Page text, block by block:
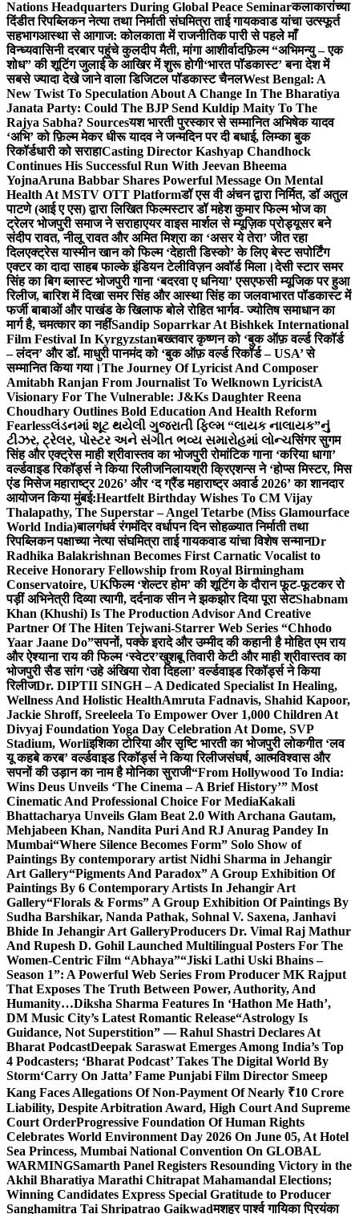
Nations Headquarters During Global Peace Seminarकलाकारांच्या
दिंडीत रिपब्लिकन नेत्या तथा निर्माती संघमित्रा ताई गायकवाड यांचा उत्स्फूर्त
सहभागआस्था से आगाज: कोलकाता में राजनीतिक पारी से पहले माँ
विन्ध्यवासिनी दरबार पहुंचे कुलदीप मैती, मांगा आशीर्वादफ़िल्म “अभिमन्यु – एक
शोध” की शूटिंग जुलाई के आखिर में शुरू होगी‘भारत पॉडकास्ट’ बना देश में
सबसे ज्यादा देखे जाने वाला डिजिटल पॉडकास्ट चैनलWest Bengal: A
New Twist To Speculation About A Change In The Bharatiya
Janata Party: Could The BJP Send Kuldip Maity To The
Rajya Sabha? Sourcesयश भारती पुरस्कार से सम्मानित अभिषेक यादव
‘अभि’ को फ़िल्म मेकर धीरू यादव ने जन्मदिन पर दी बधाई, लिम्का बुक
रिकॉर्डधारी को सराहाCasting Director Kashyap Chandhock
Continues His Successful Run With Jeevan Bheema
YojnaAruna Babbar Shares Powerful Message On Mental
Health At MSTV OTT Platformडॉ एस वी अंचन द्वारा निर्मित, डॉ अतुल
पाटणे (आई ए एस) द्वारा लिखित फिल्मस्टार डॉ महेश कुमार फिल्म भोज का
ट्रेलर भोजपुरी समाज ने सराहाएयर वाइस मार्शल से म्यूज़िक प्रोड्यूसर बने
संदीप रावत, नीलू रावत और अमित मिश्रा का ‘असर ये तेरा’ जीत रहा
दिलएक्ट्रेस यास्मीन खान को फिल्म ‘देहाती डिस्को’ के लिए बेस्ट सपोर्टिंग
एक्टर का दादा साहब फाल्के इंडियन टेलीविज़न अवॉर्ड मिला।देसी स्टार समर
सिंह का बिग ब्लास्ट भोजपुरी गाना ‘बदरवा ए धनिया’ एसएफसी म्यूजिक पर हुआ
रिलीज, बारिश में दिखा समर सिंह और आस्था सिंह का जलवाभारत पॉडकास्ट में
फर्जी बाबाओं और पाखंड के खिलाफ बोले रोहित भार्गव- ज्योतिष समाधान का
मार्ग है, चमत्कार का नहींSandip Soparrkar At Bishkek International
Film Festival In Kyrgyzstanबख्तवार कृष्णन को ‘बुक ऑफ़ वर्ल्ड रिकॉर्ड
– लंदन’ और डॉ. माधुरी पानमंद को ‘बुक ऑफ़ वर्ल्ड रिकॉर्ड – USA’ से
सम्मानित किया गया।The Journey Of Lyricist And Composer
Amitabh Ranjan From Journalist To Welknown LyricistA
Visionary For The Vulnerable: J&Ks Daughter Reena
Choudhary Outlines Bold Education And Health Reform
Fearlessલંડનમાં શૂટ થયેલી ગુજરાતી ફિલ્મ “લાયક નાલાયક”નું
ટીઝર, ટ્રેલર, પોસ્ટર અને સંગીત ભવ્ય સમારોહમાં લોન્ચसिंगर सुगम
सिंह और एक्ट्रेस माही श्रीवास्तव का भोजपुरी रोमांटिक गाना ‘करिया धागा’
वर्ल्डवाइड रिकॉर्ड्स ने किया रिलीजनिलायश्री क्रिएशन्स ने ‘होप्स मिस्टर, मिस
एंड मिसेज महाराष्ट्र 2026’ और ‘द ग्रैंड महाराष्ट्र अवार्ड 2026’ का शानदार
आयोजन किया मुंबई:Heartfelt Birthday Wishes To CM Vijay
Thalapathy, The Superstar – Angel Tetarbe (Miss Glamourface
World India)बालगंधर्व रंगमंदिर वर्धापन दिन सोहळ्यात निर्माती तथा
रिपब्लिकन पक्षाच्या नेत्या संघमित्रा ताई गायकवाड यांचा विशेष सन्मानDr
Radhika Balakrishnan Becomes First Carnatic Vocalist to
Receive Honorary Fellowship from Royal Birmingham
Conservatoire, UKफिल्म ‘शेल्टर होम’ की शूटिंग के दौरान फूट-फूटकर रो
पड़ीं अभिनेत्री दिव्या त्यागी, दर्दनाक सीन ने झकझोर दिया पूरा सेटShabnam
Khan (Khushi) Is The Production Advisor And Creative
Partner Of The Hiten Tejwani-Starrer Web Series “Chhodo
Yaar Jaane Do”सपनों, पक्के इरादे और उम्मीद की कहानी है मोहित एम राय
और ऐश्याना राय की फिल्म ‘स्वेटर’खुशबू तिवारी केटी और माही श्रीवास्तव का
भोजपुरी सैड सांग ‘उहे अंखिया रोवा दिहला’ वर्ल्डवाइड रिकॉर्ड्स ने किया
रिलीजDr. DIPTII SINGH – A Dedicated Specialist In Healing,
Wellness And Holistic HealthAmruta Fadnavis, Shahid Kapoor,
Jackie Shroff, Sreeleela To Empower Over 1,000 Children At
Divyaj Foundation Yoga Day Celebration At Dome, SVP
Stadium, Worliइशिका टोरिया और सृष्टि भारती का भोजपुरी लोकगीत ‘लव
यू कहबे करब’ वर्ल्डवाइड रिकॉर्ड्स ने किया रिलीजसंघर्ष, आत्मविश्वास और
सपनों की उड़ान का नाम है मोनिका सुराजी“From Hollywood To India:
Wins Deus Unveils ‘The Cinema – A Brief History’” Most
Cinematic And Professional Choice For MediaKakali
Bhattacharya Unveils Glam Beat 2.0 With Archana Gautam,
Mehjabeen Khan, Nandita Puri And RJ Anurag Pandey In
Mumbai“Where Silence Becomes Form” Solo Show of
Paintings By contemporary artist Nidhi Sharma in Jehangir
Art Gallery“Pigments And Paradox” A Group Exhibition Of
Paintings By 6 Contemporary Artists In Jehangir Art
Gallery“Florals & Forms” A Group Exhibition Of Paintings By
Sudha Barshikar, Nanda Pathak, Sohnal V. Saxena, Janhavi
Bhide In Jehangir Art GalleryProducers Dr. Vimal Raj Mathur
And Rupesh D. Gohil Launched Multilingual Posters For The
Women-Centric Film “Abhaya”“Jiski Lathi Uski Bhains –
Season 1”: A Powerful Web Series From Producer MK Rajput
That Exposes The Truth Between Power, Authority, And
Humanity…Diksha Sharma Features In ‘Hathon Me Hath’,
DM Music City’s Latest Romantic Release“Astrology Is
Guidance, Not Superstition” — Rahul Shastri Declares At
Bharat PodcastDeepak Saraswat Emerges Among India’s Top
4 Podcasters; ‘Bharat Podcast’ Takes The Digital World By
Storm‘Carry On Jatta’ Fame Punjabi Film Director Smeep
Kang Faces Allegations Of Non-Payment Of Nearly ₹10 Crore
Liability, Despite Arbitration Award, High Court And Supreme
Court OrderProgressive Foundation Of Human Rights
Celebrates World Environment Day 2026 On June 05, At Hotel
Sea Princess, Mumbai National Convention On GLOBAL
WARMINGSamarth Panel Registers Resounding Victory in the
Akhil Bharatiya Marathi Chitrapat Mahamandal Elections;
Winning Candidates Express Special Gratitude to Producer
Sanghamitra Tai Shripatrao Gaikwadमशहूर पार्श्व गायिका प्रियंका